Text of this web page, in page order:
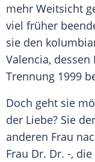
mehr Weitsicht
viel früher
sie den
Valencia,
Trennung 1999
Doch geht sie
der Liebe? Sie
anderen Frau
Frau Dr. Dr. -, die